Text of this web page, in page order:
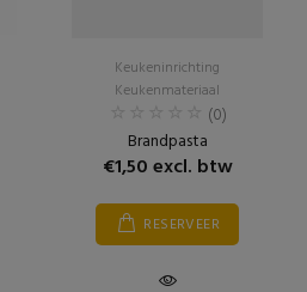
Keukeninrichting
Keukenmateriaal
(0)
Brandpasta
€1,50 excl. btw
RESERVEER